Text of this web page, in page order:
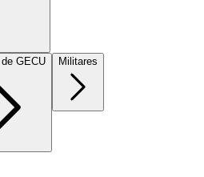
GECU Militares